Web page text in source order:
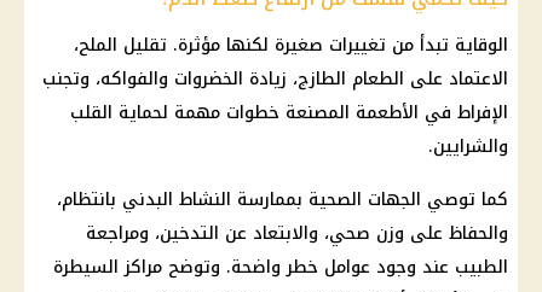
الوقاية تبدأ من تغييرات صغيرة لكنها مؤثرة. تقليل الملح،
الاعتماد على الطعام الطازج، زيادة الخضروات والفواكه، وتجنب
الإفراط في الأطعمة المصنعة خطوات مهمة لحماية القلب
والشرايين.
كما توصي الجهات الصحية بممارسة النشاط البدني بانتظام،
والحفاظ على وزن صحي، والابتعاد عن التدخين، ومراجعة
الطبيب عند وجود عوامل خطر واضحة. وتوضح مراكز السيطرة